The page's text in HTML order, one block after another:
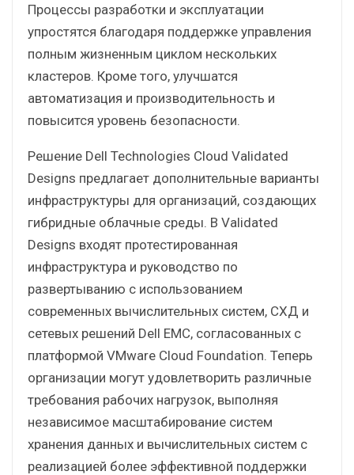
Процессы разработки и эксплуатации
упростятся благодаря поддержке управления
полным жизненным циклом нескольких
кластеров. Кроме того, улучшатся
автоматизация и производительность и
повысится уровень безопасности.
Решение Dell Technologies Cloud Validated
Designs предлагает дополнительные варианты
инфраструктуры для организаций, создающих
гибридные облачные среды. В Validated
Designs входят протестированная
инфраструктура и руководство по
развертыванию с использованием
современных вычислительных систем, СХД и
сетевых решений Dell EMC, согласованных с
платформой VMware Cloud Foundation. Теперь
организации могут удовлетворить различные
требования рабочих нагрузок, выполняя
независимое масштабирование систем
хранения данных и вычислительных систем с
реализацией более эффективной поддержки